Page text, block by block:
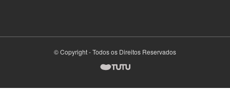
© Copyright - Todos os Direitos Reservados